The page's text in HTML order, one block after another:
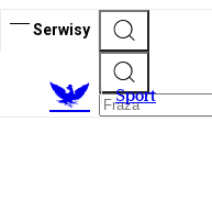
Serwisy
Sport